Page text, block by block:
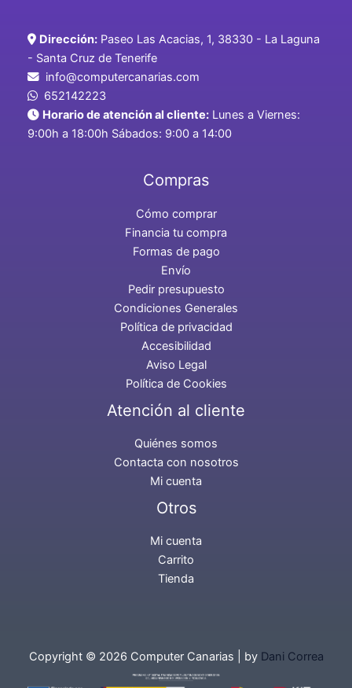
Dirección: Paseo Las Acacias, 1, 38330 - La Laguna
- Santa Cruz de Tenerife
info@computercanarias.com
652142223
Horario de atención al cliente: Lunes a Viernes:
9:00h a 18:00h Sábados: 9:00 a 14:00
Compras
Cómo comprar
Financia tu compra
Formas de pago
Envío
Pedir presupuesto
Condiciones Generales
Política de privacidad
Accesibilidad
Aviso Legal
Política de Cookies
Atención al cliente
Quiénes somos
Contacta con nosotros
Mi cuenta
Otros
Mi cuenta
Carrito
Tienda
Copyright © 2026 Computer Canarias | by Dani Correa